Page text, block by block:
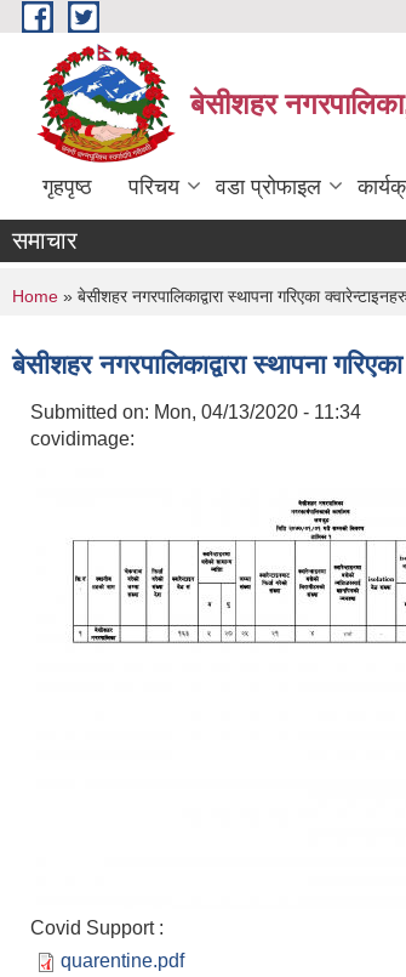
Skip to main content
बेसीशहर
गृहपृष्ठ परिचय वडा प्रोफाइल
समाचार
You are here
Home » बेसीशहर नगरपालिकाद्वारा स्थापना गरिएका
बेसीशहर नगरपालिकाद्वारा स्थापना
Submitted on: Mon, 04/13/2020 - 11:34
covidimage:
Covid Support :
quarentine.pdf